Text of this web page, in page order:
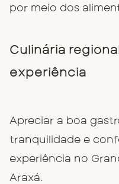
por meio dos
Culinária
experiência
Apreciar a boa
tranquilidade e
experiência no
Araxá.